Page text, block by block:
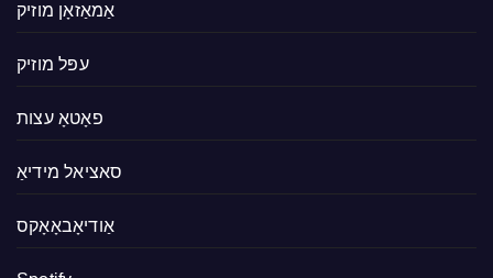
אַמאַזאָן מוזיק
עפּל מוזיק
פאָטאָ עצות
סאציאל מידיאַ
אַודיאָבאָאָקס